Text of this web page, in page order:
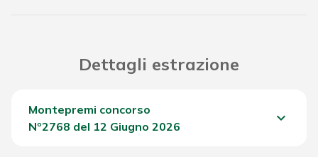
Dettagli estrazione
Montepremi concorso
Nº2768 del 12 Giugno 2026
keyboard_arrow_down